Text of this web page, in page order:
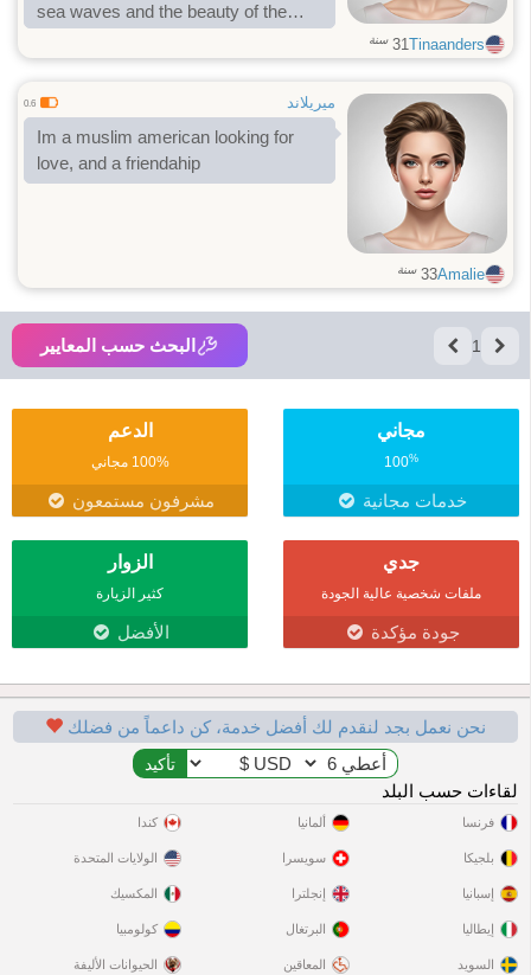
sea waves and the beauty of the
has to offer
Tinaanders
31 سنة
ميريلاند 0.6
Im a muslim american looking for
love, and a friendahip
Amalie
33 سنة
1 البحث حسب المعايير
مجاني
100%
خدمات مجانية
الدعم
100% مجاني
مشرفون مستمعون
جدي
ملفات شخصية عالية الجودة
جودة مؤكدة
الزوار
كثير الزيارة
الأفضل
نحن نعمل بجد لنقدم لك أفضل خدمة، كن داعماً من فضلك
لقاءات حسب البلد
فرنسا
بلجيكا
إسبانيا
إيطاليا
السويد
ألمانيا
سويسرا
إنجلترا
البرتغال
المعاقين
كندا
الولايات المتحدة
المكسيك
كولومبيا
الحيوانات الأليفة